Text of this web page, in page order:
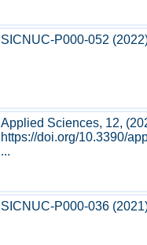
SICNUC-P000-052
Applied Sciences, 12,
https://doi.org/10.3390/
...
SICNUC-P000-036